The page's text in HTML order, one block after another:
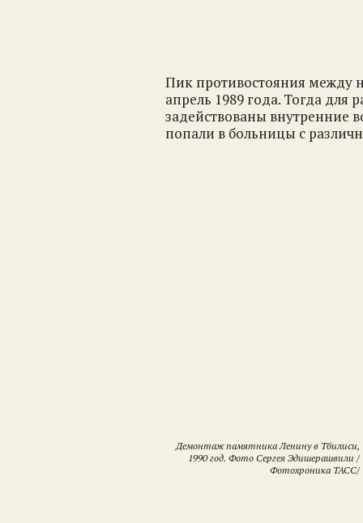
Пик противостояния между
апрель 1989 года. Тогда
задействованы внутренние
попали в больницы с
Демонтаж памятника Ленину в Тбилиси,
1990 год. Фото Сергея Эдишерашвили /
Фотохроника ТАСС/